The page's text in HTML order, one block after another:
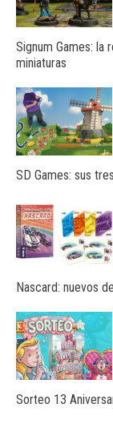
Signum Games: la
miniaturas
SD Games: sus
Nascard: nuevos
Sorteo 13